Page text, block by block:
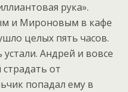
рука».
и Мироновым в кафе
целых пять часов.
Андрей и вовсе
от
попадал ему в